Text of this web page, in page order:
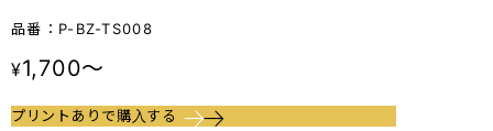
品番：P-BZ-TS008
¥1,700～
プリントありで購入する